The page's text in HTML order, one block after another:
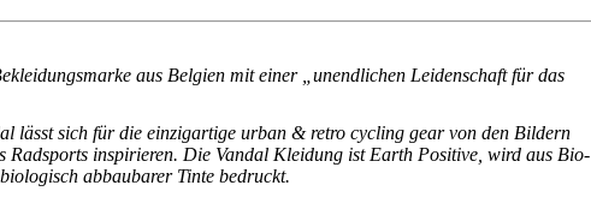
aus Belgien mit einer „unendlichen Leidenschaft für das
lässt sich für die einzigartige urban & retro cycling gear von den Bildern
Radsports inspirieren. Die Vandal Kleidung ist Earth Positive, wird aus Bio-
abbaubarer Tinte bedruckt.